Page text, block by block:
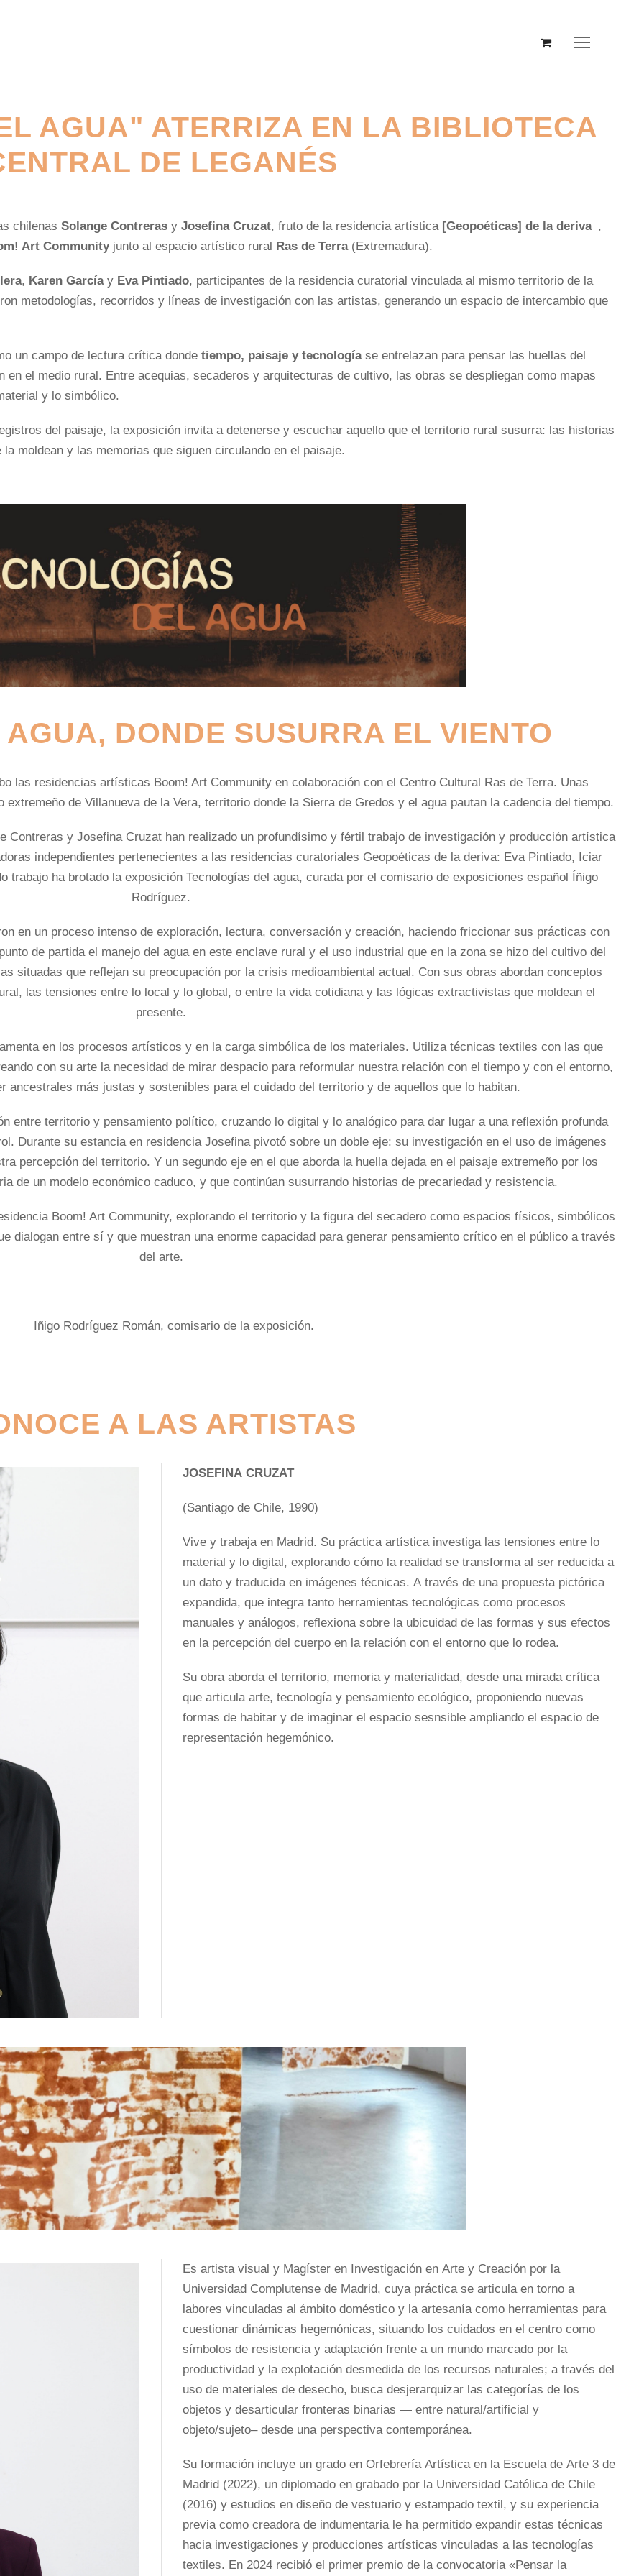
AGUA" ATERRIZA EN LA BIBLIOTECA
DE LEGANÉS
chilenas Solange Contrerasy Josefina Cruzat, fruto de la residencia artística [Geopoéticas] de la deriva_ ,
Art Communityjunto al espacio artístico rural Ras de Terra(Extremadura).
, Karen Garcíay Eva Pintiado, participantes de la residencia curatorial vinculada al mismo territorio de la
metodologías, recorridos y líneas de investigación con las artistas, generando un espacio de intercambio que
un campo de lectura crítica donde tiempo, paisaje y tecnologíase entrelazan para pensar las huellas del
el medio rural. Entre acequias, secaderos y arquitecturas de cultivo, las obras se despliegan como mapas
y lo simbólico.
del paisaje, la exposición invita a detenerse y escuchar aquello que el territorio rural susurra: las historias
moldean y las memorias que siguen circulando en el paisaje.
DONDE SUSURRA EL VIENTO
las residencias artísticas Boom! Art Community en colaboración con el Centro Cultural Ras de Terra. Unas
de Villanueva de la Vera, territorio donde la Sierra de Gredos y el agua pautan la cadencia del tiempo.
Contreras y Josefina Cruzat han realizado un profundísimo y fértil trabajo de investigación y producción artística
independientes pertenecientes a las residencias curatoriales Geopoéticas de la deriva: Eva Pintiado, Iciar
trabajo ha brotado la exposición Tecnologías del agua, curada por el comisario de exposiciones español Íñigo
Rodríguez.
en un proceso intenso de exploración, lectura, conversación y creación, haciendo friccionar sus prácticas con
de partida el manejo del agua en este enclave rural y el uso industrial que en la zona se hizo del cultivo del
situadas que reflejan su preocupación por la crisis medioambiental actual. Con sus obras abordan conceptos
las tensiones entre lo local y lo global, o entre la vida cotidiana y las lógicas extractivistas que moldean el
presente.
en los procesos artísticos y en la carga simbólica de los materiales. Utiliza técnicas textiles con las que
con su arte la necesidad de mirar despacio para reformular nuestra relación con el tiempo y con el entorno,
ancestrales más justas y sostenibles para el cuidado del territorio y de aquellos que lo habitan.
entre territorio y pensamiento político, cruzando lo digital y lo analógico para dar lugar a una reflexión profunda
Durante su estancia en residencia Josefina pivotó sobre un doble eje: su investigación en el uso de imágenes
percepción del territorio. Y un segundo eje en el que aborda la huella dejada en el paisaje extremeño por los
de un modelo económico caduco, y que continúan susurrando historias de precariedad y resistencia.
Boom! Art Community, explorando el territorio y la figura del secadero como espacios físicos, simbólicos
dialogan entre sí y que muestran una enorme capacidad para generar pensamiento crítico en el público a través
del arte.
Iñigo Rodríguez Román, comisario de la exposición.
A LAS ARTISTAS
JOSEFINA CRUZAT
(Santiago de Chile, 1990)
Vive y trabaja en Madrid. Su práctica artística investiga las tensiones entre lo
material y lo digital, explorando cómo la realidad se transforma al ser reducida a
un dato y traducida en imágenes técnicas. A través de una propuesta pictórica
expandida, que integra tanto herramientas tecnológicas como procesos
manuales y análogos, reflexiona sobre la ubicuidad de las formas y sus efectos
en la percepción del cuerpo en la relación con el entorno que lo rodea.
Su obra aborda el territorio, memoria y materialidad, desde una mirada crítica
que articula arte, tecnología y pensamiento ecológico, proponiendo nuevas
formas de habitar y de imaginar el espacio sesnsible ampliando el espacio de
representación hegemónico.
Es artista visual y Magíster en Investigación en Arte y Creación por la
Universidad Complutense de Madrid, cuya práctica se articula en torno a
labores vinculadas al ámbito doméstico y la artesanía como herramientas para
cuestionar dinámicas hegemónicas, situando los cuidados en el centro como
símbolos de resistencia y adaptación frente a un mundo marcado por la
productividad y la explotación desmedida de los recursos naturales; a través del
uso de materiales de desecho, busca desjerarquizar las categorías de los
objetos y desarticular fronteras binarias — entre natural/artificial y
objeto/sujeto– desde una perspectiva contemporánea.
Su formación incluye un grado en Orfebrería Artística en la Escuela de Arte 3 de
Madrid (2022), un diplomado en grabado por la Universidad Católica de Chile
(2016) y estudios en diseño de vestuario y estampado textil, y su experiencia
previa como creadora de indumentaria le ha permitido expandir estas técnicas
hacia investigaciones y producciones artísticas vinculadas a las tecnologías
textiles. En 2024 recibió el primer premio de la convocatoria «Pensar la